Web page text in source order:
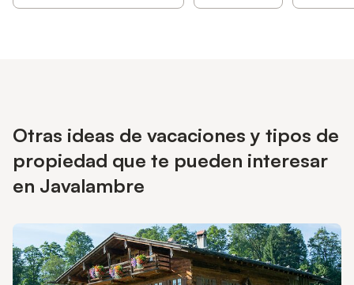
Otras ideas de vacaciones y tipos de
propiedad que te pueden interesar
en Javalambre